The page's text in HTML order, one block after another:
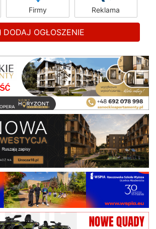
Firmy Reklama
DODAJ OGŁOSZENIE